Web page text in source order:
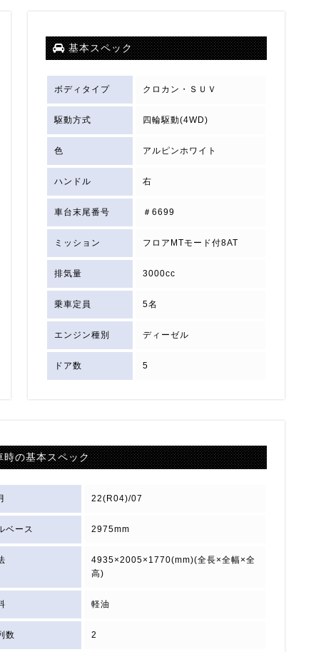
基本スペック
ボディタイプ クロカン・ＳＵＶ
駆動方式 四輪駆動(4WD)
色 アルピンホワイト
ハンドル 右
車台末尾番号 ＃6699
ミッション フロアMTモード付8AT
排気量 3000cc
乗車定員 5名
エンジン種別 ディーゼル
ドア数 5
の基本スペック
22(R04)/07
ベース 2975mm
4935×2005×1770(mm)(全長×全幅×全
高)
軽油
数 2